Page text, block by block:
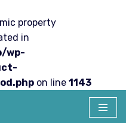
property
in
wp-
on line 1143